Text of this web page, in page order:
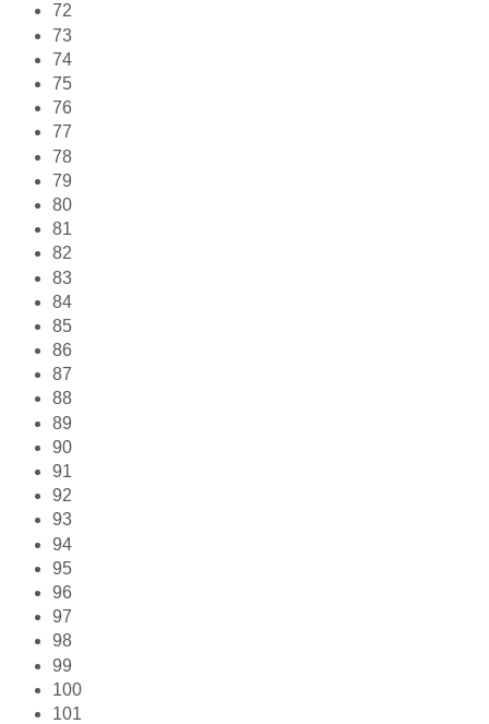
72
73
74
75
76
77
78
79
80
81
82
83
84
85
86
87
88
89
90
91
92
93
94
95
96
97
98
99
100
101